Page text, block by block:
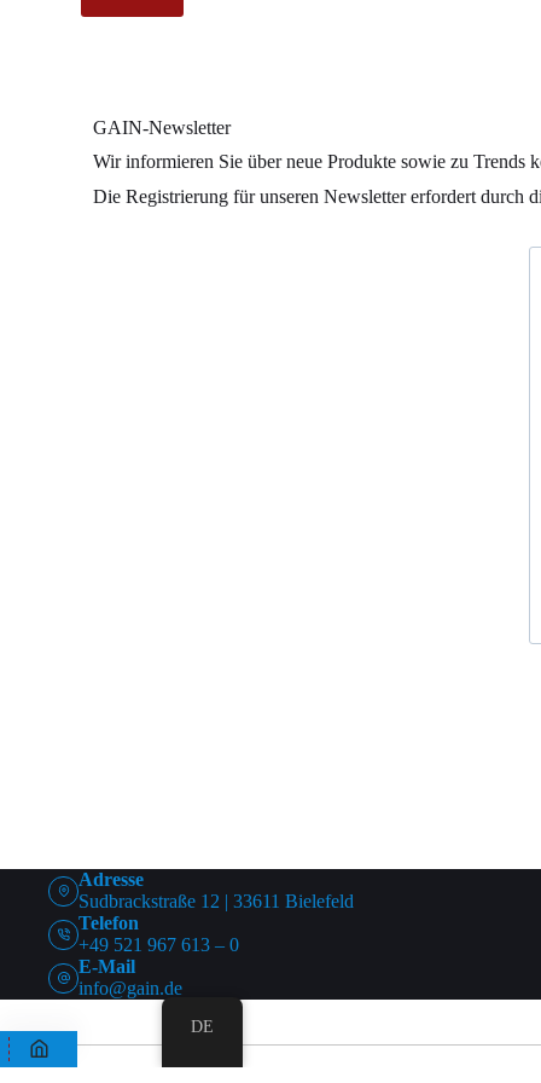
GAIN-Newsletter
Wir informieren Sie über neue Produkte sowie zu Trends
Die Registrierung für unseren Newsletter erfordert durch
Adresse
Sudbrackstraße 12 | 33611 Bielefeld
Telefon
+49 521 967 613 – 0
E-Mail
info@gain.de
DE